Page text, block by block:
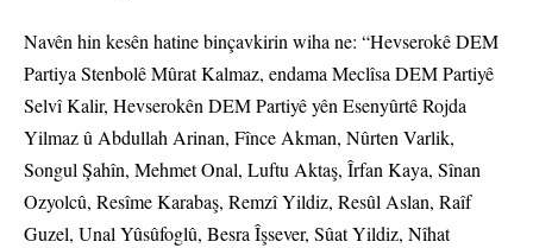
Navên hin kesên hatine binçavkirin wiha ne: “Hevserokê DEM
Partiya Stenbolê Mûrat Kalmaz, endama Meclîsa DEM Partiyê
Selvî Kalir, Hevserokên DEM Partiyê yên Esenyûrtê Rojda
Yilmaz û Abdullah Arinan, Fînce Akman, Nûrten Varlik,
Songul Şahîn, Mehmet Onal, Luftu Aktaş, Îrfan Kaya, Sînan
Ozyolcû, Resîme Karabaş, Remzî Yildiz, Resûl Aslan, Raîf
Guzel, Unal Yûsûfoglû, Besra Îşsever, Sûat Yildiz, Nîhat